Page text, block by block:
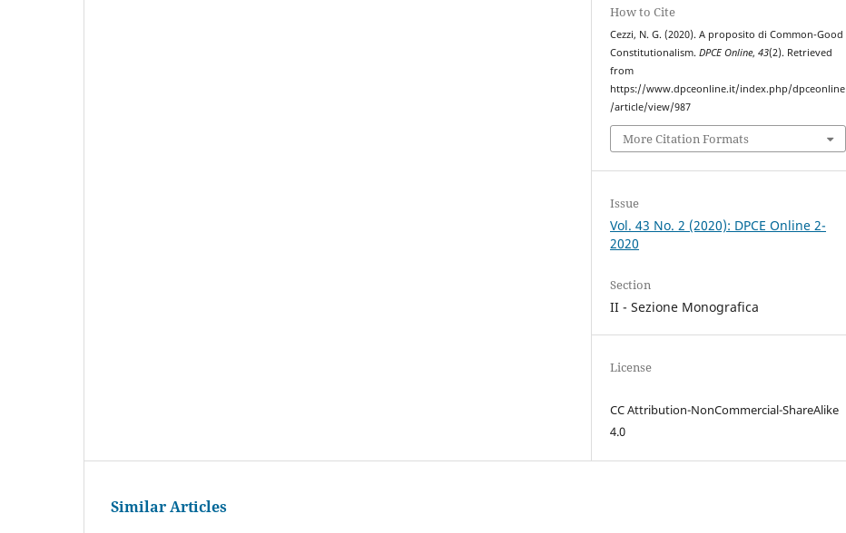
How to Cite
Cezzi, N. G. (2020). A proposito di Common-Good
Constitutionalism.DPCE Online,43(2). Retrieved
from
https://www.dpceonline.it/index.php/dpceonline
/article/view/987
More Citation Formats
Issue
Vol. 43 No. 2 (2020): DPCE Online 2-
2020
Section
II - Sezione Monografica
License
CC Attribution-NonCommercial-ShareAlike
4.0
Similar Articles